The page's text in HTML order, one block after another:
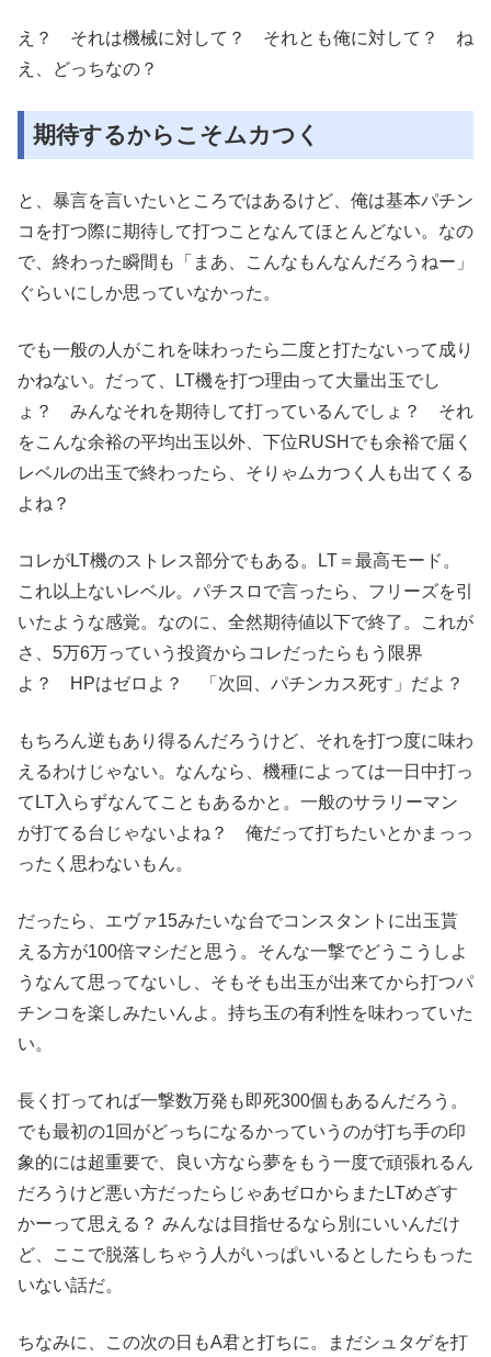
え？ それは機械に対して？ それとも俺に対して？ ね
え、どっちなの？
期待するからこそムカつく
と、暴言を言いたいところではあるけど、俺は基本パチン
コを打つ際に期待して打つことなんてほとんどない。なの
で、終わった瞬間も「まあ、こんなもんなんだろうねー」
ぐらいにしか思っていなかった。
でも一般の人がこれを味わったら二度と打たないって成り
かねない。だって、LT機を打つ理由って大量出玉でし
ょ？ みんなそれを期待して打っているんでしょ？ それ
をこんな余裕の平均出玉以外、下位RUSHでも余裕で届く
レベルの出玉で終わったら、そりゃムカつく人も出てくる
よね？
コレがLT機のストレス部分でもある。LT＝最高モード。
これ以上ないレベル。パチスロで言ったら、フリーズを引
いたような感覚。なのに、全然期待値以下で終了。これが
さ、5万6万っていう投資からコレだったらもう限界
よ？ HPはゼロよ？ 「次回、パチンカス死す」だよ？
もちろん逆もあり得るんだろうけど、それを打つ度に味わ
えるわけじゃない。なんなら、機種によっては一日中打っ
てLT入らずなんてこともあるかと。一般のサラリーマン
が打てる台じゃないよね？ 俺だって打ちたいとかまっっ
ったく思わないもん。
だったら、エヴァ15みたいな台でコンスタントに出玉貰
える方が100倍マシだと思う。そんな一撃でどうこうしよ
うなんて思ってないし、そもそも出玉が出来てから打つパ
チンコを楽しみたいんよ。持ち玉の有利性を味わっていた
い。
長く打ってれば一撃数万発も即死300個もあるんだろう。
でも最初の1回がどっちになるかっていうのが打ち手の印
象的には超重要で、良い方なら夢をもう一度で頑張れるん
だろうけど悪い方だったらじゃあゼロからまたLTめざす
かーって思える？ みんなは目指せるなら別にいいんだけ
ど、ここで脱落しちゃう人がいっぱいいるとしたらもった
いない話だ。
ちなみに、この次の日もA君と打ちに。まだシュタゲを打